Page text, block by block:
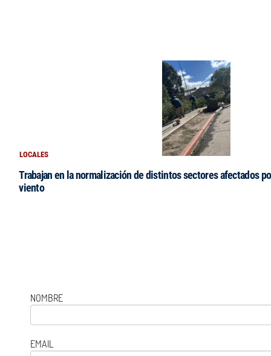
LOCALES
Trabajan en la normalización de distintos sectores afectados
viento
NOMBRE
EMAIL